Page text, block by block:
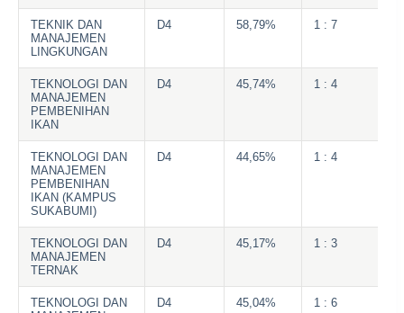
TEKNIK DAN
MANAJEMEN
LINGKUNGAN
D4 58,79% 1 : 7
TEKNOLOGI DAN
MANAJEMEN
PEMBENIHAN
IKAN
D4 45,74% 1 : 4
TEKNOLOGI DAN
MANAJEMEN
PEMBENIHAN
IKAN (KAMPUS
SUKABUMI)
D4 44,65% 1 : 4
TEKNOLOGI DAN
MANAJEMEN
TERNAK
D4 45,17% 1 : 3
TEKNOLOGI DAN
D4 45,04% 1 : 6